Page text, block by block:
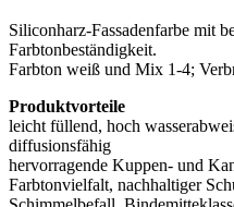
Siliconharz-Fassadenfarbe mit
Farbtonbeständigkeit.
Farbton weiß und Mix 1-4;
Produktvorteile
leicht füllend, hoch
diffusionsfähig
hervorragende Kuppen- und
Farbtonvielfalt, nachhaltiger